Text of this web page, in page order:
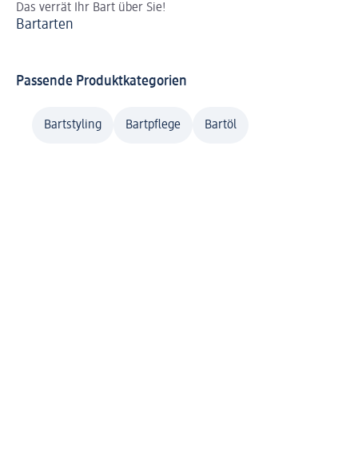
Das verrät Ihr Bart über Sie!
Bartarten
Passende Produktkategorien
Bartstyling Bartpflege Bartöl